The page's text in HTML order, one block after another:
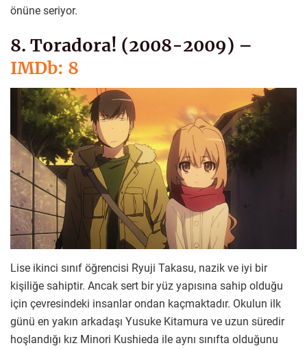
önüne seriyor.
8. Toradora! (2008-2009) –
IMDb: 8
Lise ikinci sınıf öğrencisi Ryuji Takasu, nazik ve iyi bir
kişiliğe sahiptir. Ancak sert bir yüz yapısına sahip olduğu
için çevresindeki insanlar ondan kaçmaktadır. Okulun ilk
günü en yakın arkadaşı Yusuke Kitamura ve uzun süredir
hoşlandığı kız Minori Kushieda ile aynı sınıfta olduğunu